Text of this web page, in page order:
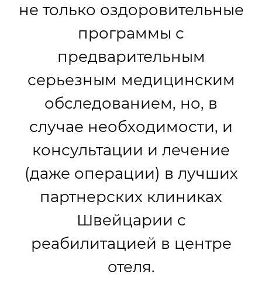
не только оздоровительные
программы с
предварительным
серьезным медицинским
обследованием, но, в
случае необходимости, и
консультации и лечение
(даже операции) в лучших
партнерских клиниках
Швейцарии с
реабилитацией в центре
отеля.